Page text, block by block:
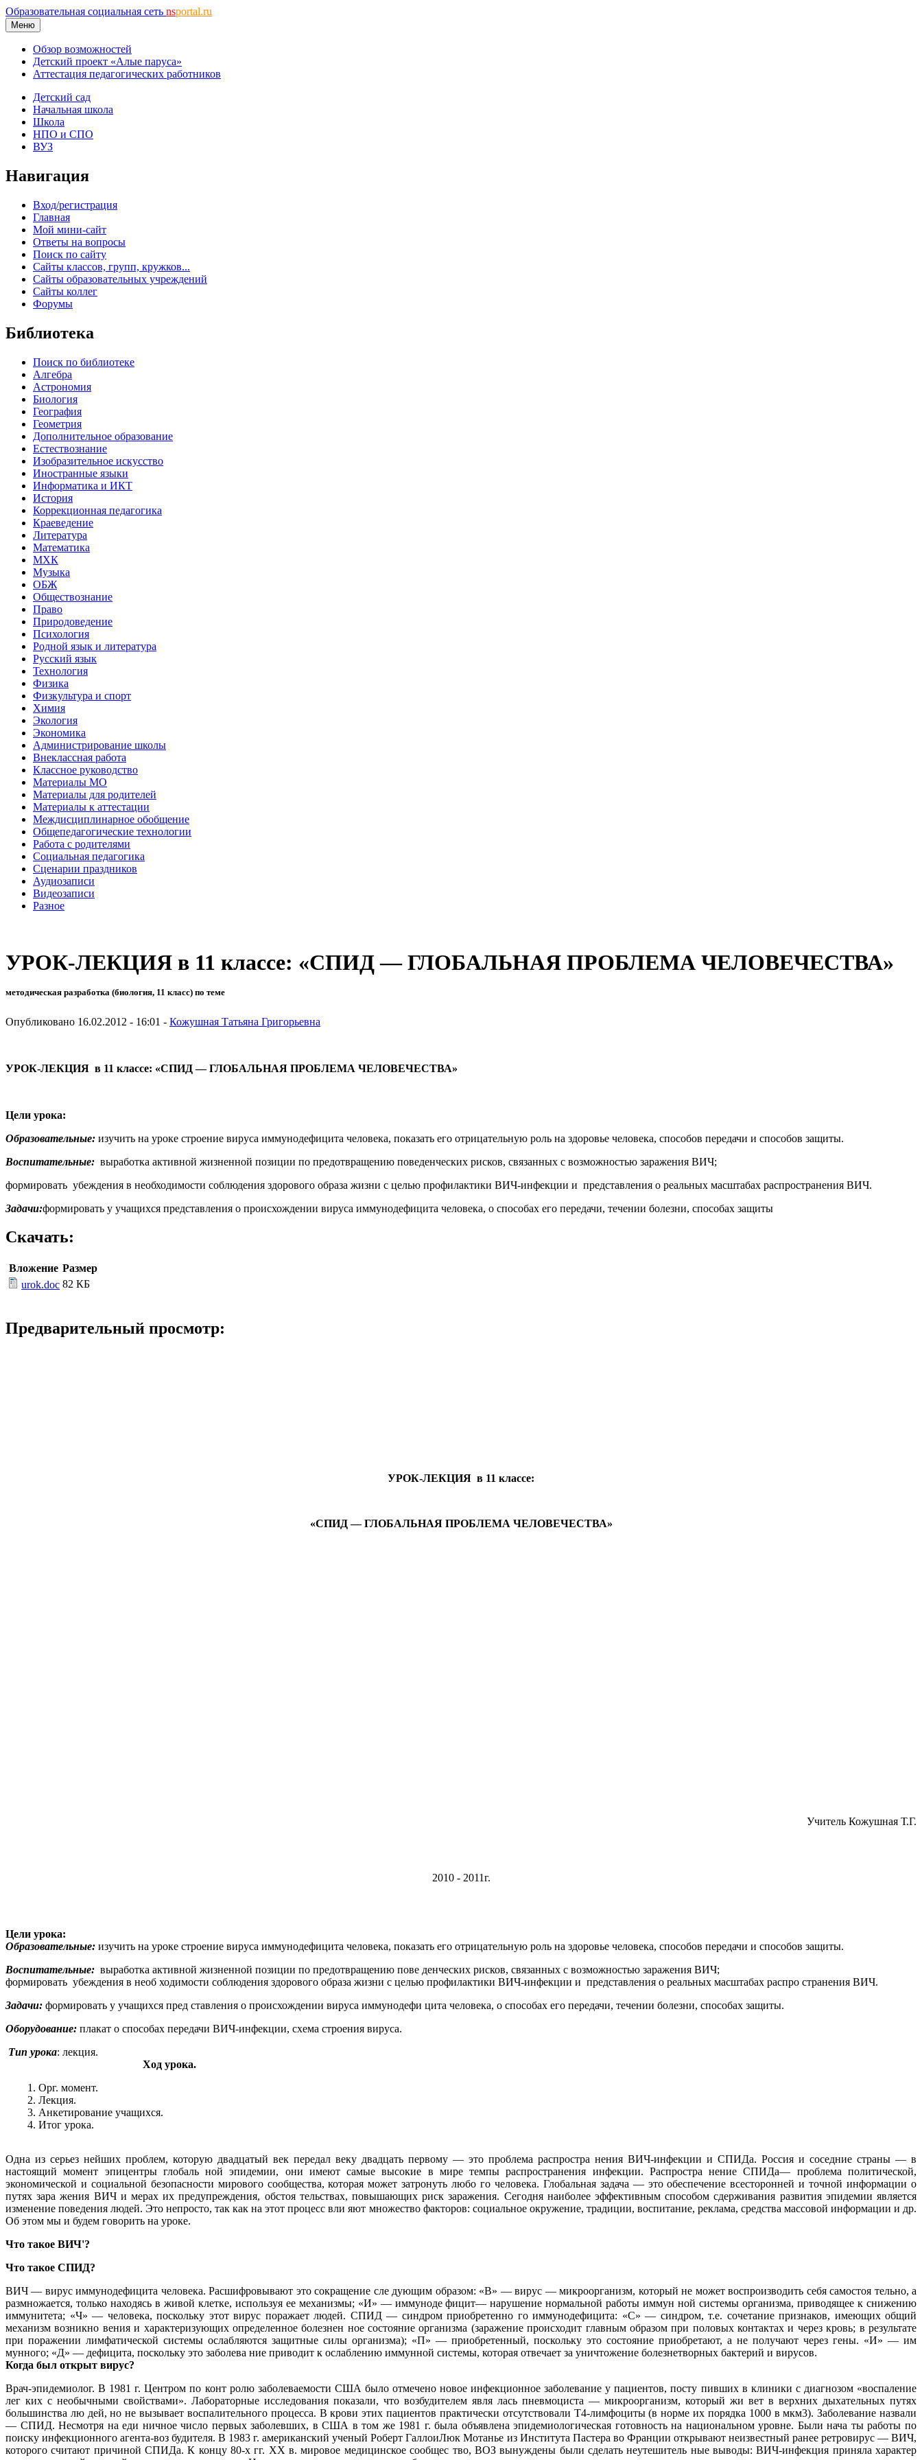
Образовательная социальная сеть nsportal.ru
Меню
Обзор возможностей
Детский проект «Алые паруса»
Аттестация педагогических работников
Детский сад
Начальная школа
Школа
НПО и СПО
ВУЗ
Навигация
Вход/регистрация
Главная
Мой мини-сайт
Ответы на вопросы
Поиск по сайту
Сайты классов, групп, кружков...
Сайты образовательных учреждений
Сайты коллег
Форумы
Библиотека
Поиск по библиотеке
Алгебра
Астрономия
Биология
География
Геометрия
Дополнительное образование
Естествознание
Изобразительное искусство
Иностранные языки
Информатика и ИКТ
История
Коррекционная педагогика
Краеведение
Литература
Математика
МХК
Музыка
ОБЖ
Обществознание
Право
Природоведение
Психология
Родной язык и литература
Русский язык
Технология
Физика
Физкультура и спорт
Химия
Экология
Экономика
Администрирование школы
Внеклассная работа
Классное руководство
Материалы МО
Материалы для родителей
Материалы к аттестации
Междисциплинарное обобщение
Общепедагогические технологии
Работа с родителями
Социальная педагогика
Сценарии праздников
Аудиозаписи
Видеозаписи
Разное
УРОК-ЛЕКЦИЯ в 11 классе: «СПИД — ГЛОБАЛЬНАЯ ПРОБЛЕМА ЧЕЛОВЕЧЕСТВА»
методическая разработка (биология, 11 класс) по теме
Опубликовано 16.02.2012 - 16:01 - Кожушная Татьяна Григорьевна
УРОК-ЛЕКЦИЯ в 11 классе: «СПИД — ГЛОБАЛЬНАЯ ПРОБЛЕМА ЧЕЛОВЕЧЕСТВА»
Цели урока:
Образовательные: изучить на уроке строение вируса иммунодефицита человека, показать его отрицательную роль на здоровье человека, способов передачи и способов защиты.
Воспитательные: выработка активной жизненной позиции по предотвращению пове­денческих рисков, связанных с возможностью заражения ВИЧ;
формировать убеждения в необ­ходимости соблюдения здорового образа жизни с целью профилактики ВИЧ-инфекции и представления о реальных масштабах распро­странения ВИЧ.
Задачи:формировать у учащихся пред­ставления о происхождении вируса иммунодефи­цита человека, о способах его передачи, течении болезни, способах защиты
Скачать:
Вложение Размер
urok.doc 82 КБ
Предварительный просмотр:
УРОК-ЛЕКЦИЯ в 11 классе:
«СПИД — ГЛОБАЛЬНАЯ ПРОБЛЕМА ЧЕЛОВЕЧЕСТВА»
Учитель Кожушная Т.Г.
2010 - 2011г.
Цели урока:
Образовательные: изучить на уроке строение вируса иммунодефицита человека, показать его отрицательную роль на здоровье человека, способов передачи и способов защиты.
Воспитательные: выработка активной жизненной позиции по предотвращению пове денческих рисков, связанных с возможностью заражения ВИЧ;
формировать убеждения в необ ходимости соблюдения здорового образа жизни с целью профилактики ВИЧ-инфекции и представления о реальных масштабах распро странения ВИЧ.
Задачи: формировать у учащихся пред ставления о происхождении вируса иммунодефи цита человека, о способах его передачи, течении болезни, способах защиты.
Оборудование: плакат о способах передачи ВИЧ-инфекции, схема строения вируса.
Тип урока: лекция.
Ход урока.
Орг. момент.
Лекция.
Анкетирование учащихся.
Итог урока.
Одна из серьез нейших проблем, которую двадцатый век передал веку двадцать первому — это проблема распростра нения ВИЧ-инфекции и СПИДа. Россия и соседние страны — в
настоящий момент эпицентры глобаль ной эпидемии, они имеют самые высокие в мире темпы распространения инфекции. Распростра нение СПИДа— проблема политической,
экономической и социальной безопасности мирового сообщества, которая может затронуть любо го человека. Глобальная задача — это обеспечение всесторонней и точной информации о
путях зара жения ВИЧ и мерах их предупреждения, обстоя тельствах, повышающих риск заражения. Сегодня наиболее эффективным способом сдерживания развития эпидемии является
изменение поведения людей. Это непросто, так как на этот процесс вли яют множество факторов: социальное окружение, традиции, воспитание, реклама, средства массовой информации и др.
Об этом мы и будем говорить на уроке.
Что такое ВИЧ'?
Что такое СПИД?
ВИЧ — вирус иммунодефицита человека. Расшифровывают это сокращение сле дующим образом: «В» — вирус — микроорганизм, который не может воспроизводить себя самостоя тельно, а
размножается, только находясь в живой клетке, используя ее механизмы; «И» — иммуноде фицит— нарушение нормальной работы иммун ной системы организма, приводящее к снижению
иммунитета; «Ч» — человека, поскольку этот вирус поражает людей. СПИД — синдром приобретенно го иммунодефицита: «С» — синдром, т.е. сочетание признаков, имеющих общий
механизм возникно вения и характеризующих определенное болезнен ное состояние организма (заражение происходит главным образом при половых контактах и через кровь; в результате
при поражении лимфатической системы ослабляются защитные силы организма); «П» — приобретенный, поскольку это состояние приобретают, а не получают через гены. «И» — им
мунного; «Д» — дефицита, поскольку это заболева ние приводит к ослаблению иммунной системы, которая отвечает за уничтожение болезнетворных бактерий и вирусов.
Когда был открыт вирус?
Врач-эпидемиолог. В 1981 г. Центром по конт ролю заболеваемости США было отмечено новое инфекционное заболевание у пациентов, посту пивших в клиники с диагнозом «воспаление
лег ких с необычными свойствами». Лабораторные исследования показали, что возбудителем явля лась пневмоциста — микроорганизм, который жи вет в верхних дыхательных путях
большинства лю дей, но не вызывает воспалительного процесса. В крови этих пациентов практически отсутствовали Т4-лимфоциты (в норме их порядка 1000 в мкм3). Заболевание назвали
— СПИД. Несмотря на еди ничное число первых заболевших, в США в том же 1981 г. была объявлена эпидемиологическая готовность на национальном уровне. Были нача ты работы по
поиску инфекционного агента-воз будителя. В 1983 г. американский ученый Роберт ГаллоиЛюк Мотанье из Института Пастера во Франции открывают неизвестный ранее ретровирус — ВИЧ,
которого считают причиной СПИДа. К концу 80-х гг. XX в. мировое медицинское сообщес тво, ВОЗ вынуждены были сделать неутешитель ные выводы: ВИЧ-инфекция приняла характер